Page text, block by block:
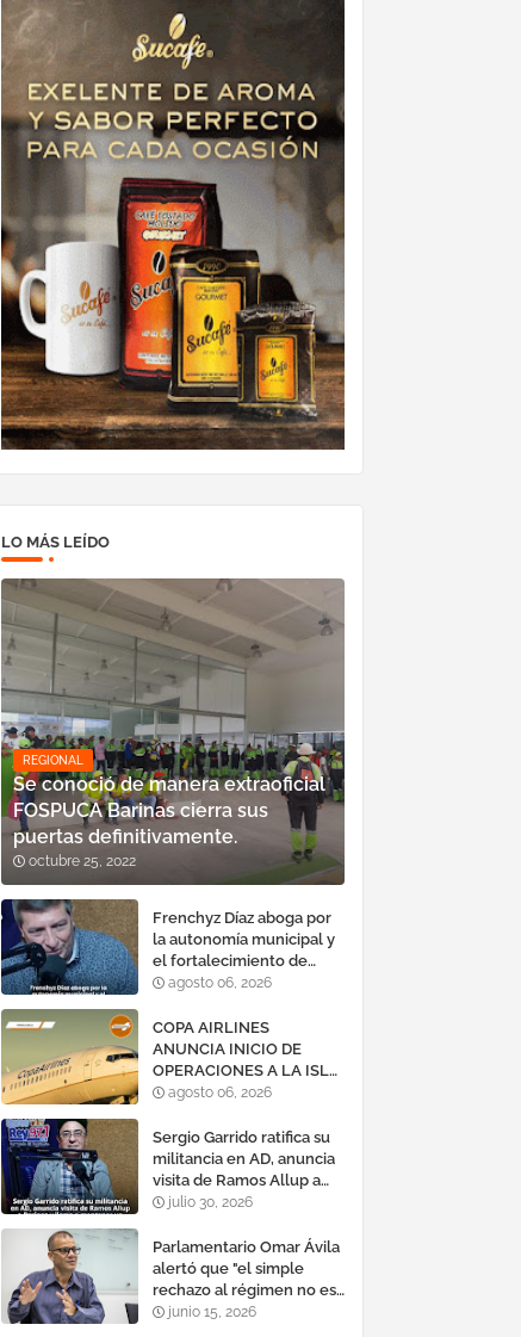
LO MÁS LEÍDO
REGIONAL
Se conoció de manera extraoficial
FOSPUCA Barinas cierra sus
puertas definitivamente.
octubre 25, 2022
Frenchyz Díaz aboga por
la autonomía municipal y
el fortalecimiento de
servicios públicos
agosto 06, 2026
COPA AIRLINES
ANUNCIA INICIO DE
OPERACIONES A LA ISLA
DE MARGARITA,
agosto 06, 2026
Sergio Garrido ratifica su
militancia en AD, anuncia
visita de Ramos Allup a
Barinas y llama a
cauteloso»
julio 30, 2026
Parlamentario Omar Ávila
alertó que "el simple
rechazo al régimen no es
suficiente para lograr un
junio 15, 2026